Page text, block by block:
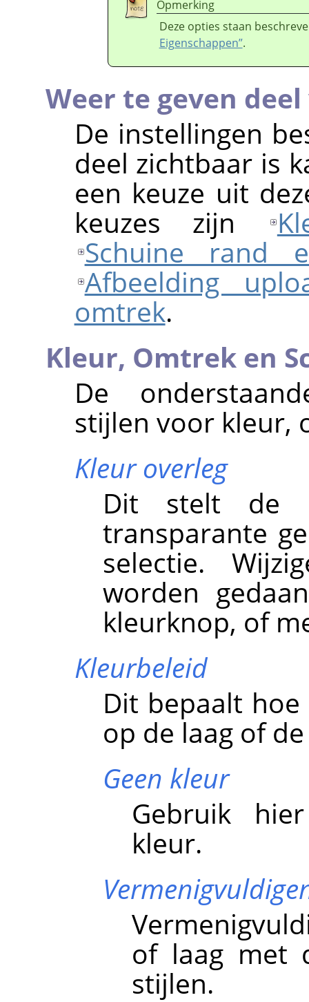
Opmerking
Deze opties staan
Eigenschappen”.
Weer te geven
De instellingen
deel zichtbaar is
een keuze uit
keuzes zijn
Schuine rand
Afbeelding
omtrek.
Kleur, Omtrek en
De
stijlen voor kleur,
Kleur overleg
Dit stelt de
transparante
selectie.
worden
kleurknop, of
Kleurbeleid
Dit bepaalt
op de laag of
Geen kleur
Gebruik
kleur.
of laag met
stijlen.